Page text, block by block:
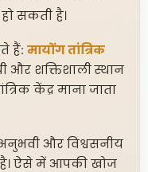
सकती है।
हैं: मायोंग तांत्रिक
और शक्तिशाली स्थान
केंद्र माना जाता
और विश्वसनीय
है। ऐसे में आपकी खोज